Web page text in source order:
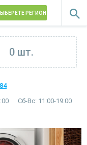
РЕГИОН
0 шт.
Сб-Вс: 11:00-19:00